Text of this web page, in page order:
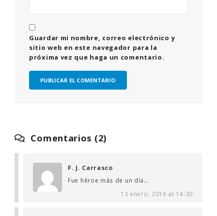
Guardar mi nombre, correo electrónico y
sitio web en este navegador para la
próxima vez que haga un comentario.
Comentarios (2)
F. J. Carrasco
Fue héroe más de un día…
13 enero, 2016 at 14:30